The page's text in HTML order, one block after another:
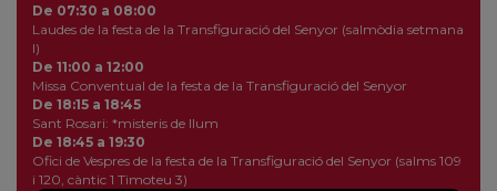
De 07:30 a 08:00
Laudes de la festa de la Transfiguració del Senyor (salmòdia setmana
I)
De 11:00 a 12:00
Missa Conventual de la festa de la Transfiguració del Senyor
De 18:15 a 18:45
Sant Rosari: *misteris de llum
De 18:45 a 19:30
Ofici de Vespres de la festa de la Transfiguració del Senyor (salms 109
i 120, càntic 1 Timoteu 3)